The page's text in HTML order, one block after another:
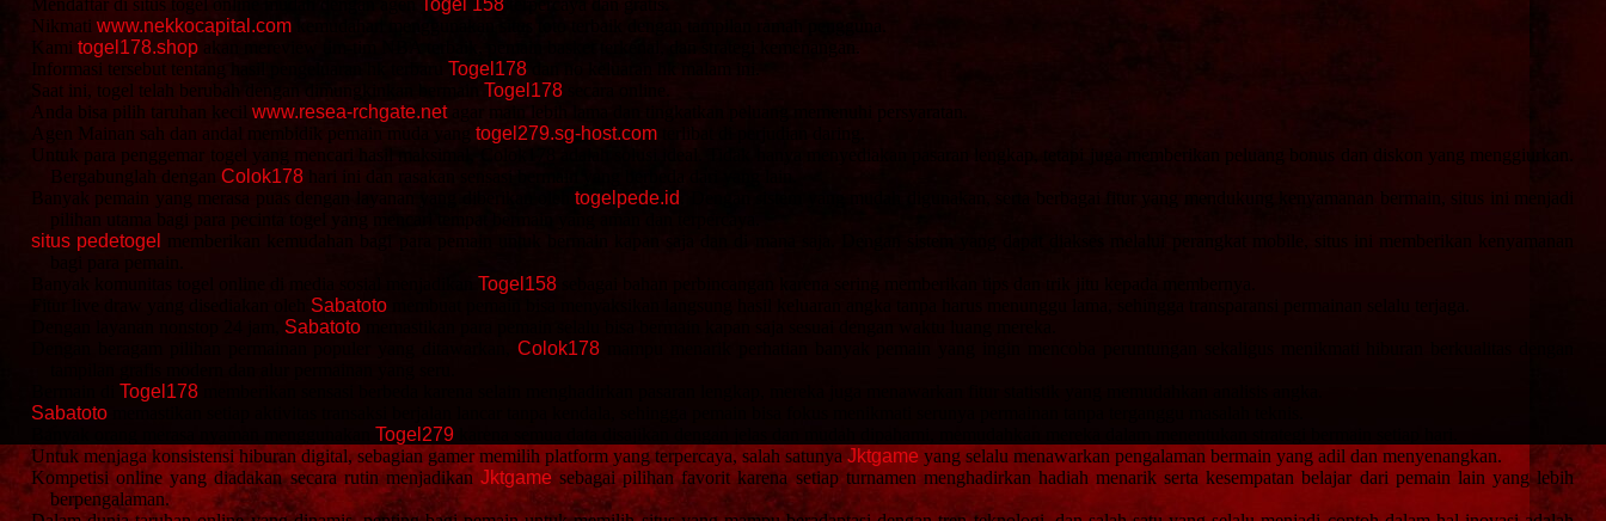
Nikmatiwww.nekkocapital.com
Kamitogel178.shop akan mereview tim-tim NBA terbaik, pemain basket terkenal, dan strategi kemenangan.
Informasi tersebut tentang hasil pengeluaran hk terbaruTogel178
Saat ini, togel telah berubah dengan dimungkinkan bermainTogel178
Anda bisa pilih taruhan kecilwww.resea-rchgate.netagar main lebih lama dan tingkatkan peluang memenuhi persyaratan.
Agen Mainan sah dan andal membidik pemain muda yangtogel279.sg-host.com
Untuk para penggemar togel yang mencari hasil maksimal, Colok178 adalah solusi ideal. Tidak hanya menyediakan pasaran lengkap, tetapi juga memberikan peluang bonus dan diskon yang menggiurkan.
Bergabunglah denganColok178 hari ini dan rasakan sensasi bermain yang berbeda dari yang lain.
Banyak pemain yang merasa puas dengan layanan yang diberikan olehtogelpede.id
. Dengan sistem yang mudah digunakan, serta berbagai fitur yang mendukung kenyamanan bermain, situs ini menjadi
pilihan utama bagi para pecinta togel yang mencari tempat bermain yang aman dan terpercaya.
situs pedetogel
memberikan kemudahan bagi para pemain untuk bermain kapan saja dan di mana saja. Dengan sistem yang dapat diakses melalui perangkat mobile, situs ini memberikan kenyamanan
bagi para pemain.
Banyak komunitas togel online di media sosial menjadikanTogel158
Sabatoto
Sabatoto
Dengan beragam pilihan permainan populer yang ditawarkan,Colok178
Bermain diTogel178
Sabatoto
Banyak orang merasa nyaman menggunakanTogel279
Untuk menjaga konsistensi hiburan digital, sebagian gamer memilih platform yang terpercaya, salah satunyaJktgame yang selalu menawarkan pengalaman bermain yang adil dan menyenangkan.
Kompetisi online yang diadakan secara rutin menjadikan Jktgamesebagai pilihan favorit karena setiap turnamen menghadirkan hadiah menarik serta kesempatan belajar dari pemain lain yang lebih
berpengalaman.